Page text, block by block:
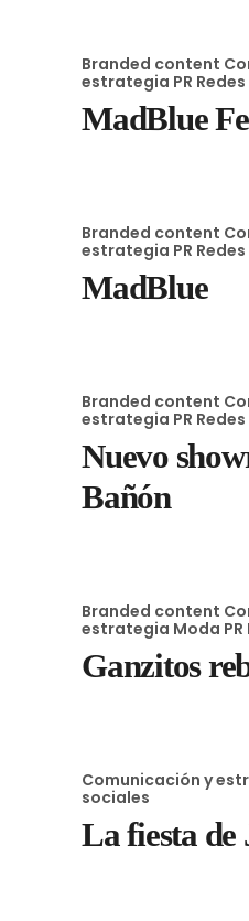
Branded content
estrategia PR
MadBlue
Branded content
estrategia PR
MadBlue
Branded content
estrategia PR
Nuevo
Bañón
Branded content
estrategia Moda PR
Ganzitos
Comunicación y
sociales
La fiesta de